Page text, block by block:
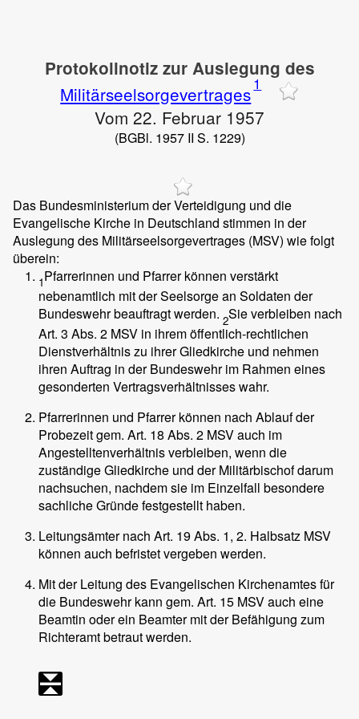
Protokollnotiz zur Auslegung des
Militärseelsorgevertrages1
Vom 22. Februar 1957
(BGBl. 1957 II S. 1229)
Das Bundesministerium der Verteidigung und die
Evangelische Kirche in Deutschland stimmen in der
Auslegung des Militärseelsorgevertrages (MSV) wie folgt
überein:
1Pfarrerinnen und Pfarrer können verstärkt
nebenamtlich mit der Seelsorge an Soldaten der
Bundeswehr beauftragt werden. 2Sie verbleiben nach
Art. 3 Abs. 2 MSV in ihrem öffentlich-rechtlichen
Dienstverhältnis zu ihrer Gliedkirche und nehmen
ihren Auftrag in der Bundeswehr im Rahmen eines
gesonderten Vertragsverhältnisses wahr.
Pfarrerinnen und Pfarrer können nach Ablauf der
Probezeit gem. Art. 18 Abs. 2 MSV auch im
Angestelltenverhältnis verbleiben, wenn die
zuständige Gliedkirche und der Militärbischof darum
nachsuchen, nachdem sie im Einzelfall besondere
sachliche Gründe festgestellt haben.
Leitungsämter nach Art. 19 Abs. 1, 2. Halbsatz MSV
können auch befristet vergeben werden.
Mit der Leitung des Evangelischen Kirchenamtes für
die Bundeswehr kann gem. Art. 15 MSV auch eine
Beamtin oder ein Beamter mit der Befähigung zum
Richteramt betraut werden.